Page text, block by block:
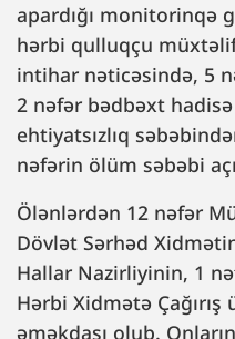
apardığı monitorinqə
hərbi qulluqçu
intihar nəticəsində, 5
2 nəfər bədbəxt
ehtiyatsızlıq
nəfərin ölüm səbəbi
Ölənlərdən 12 nəfər
Dövlət Sərhəd
Hallar Nazirliyinin, 1
Hərbi Xidmətə
əməkdaşı olub.